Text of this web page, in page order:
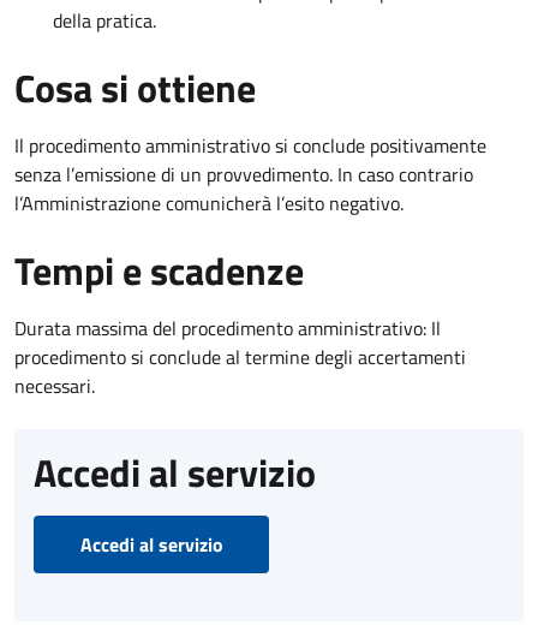
della pratica.
Cosa si ottiene
Il procedimento amministrativo si conclude positivamente
senza l’emissione di un provvedimento. In caso contrario
l’Amministrazione comunicherà l’esito negativo.
Tempi e scadenze
Durata massima del procedimento amministrativo: Il
procedimento si conclude al termine degli accertamenti
necessari.
Accedi al servizio
Accedi al servizio